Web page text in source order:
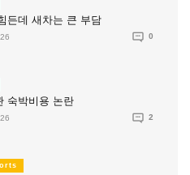
든데 새차는 큰 부담
0
숙박비용 논란
2